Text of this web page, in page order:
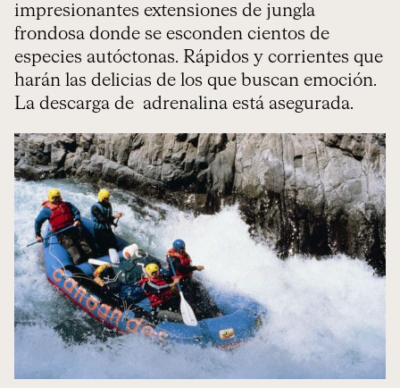
impresionantes extensiones de jungla
frondosa donde se esconden cientos de
especies autóctonas. Rápidos y corrientes que
harán las delicias de los que buscan emoción.
La descarga de adrenalina está asegurada.